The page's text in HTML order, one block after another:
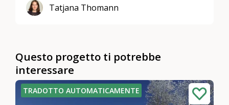
Tatjana Thomann
Questo progetto ti potrebbe
interessare
TRADOTTO AUTOMATICAMENTE